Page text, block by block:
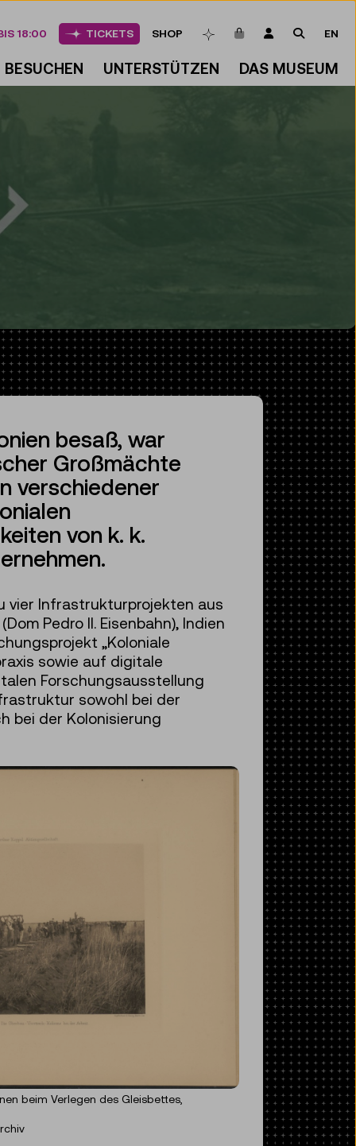
BESUCHEN UNTERSTÜTZEN DAS MUSEUM
18:00 TICKETS SHOP MERKLISTEARTIKEL IM
LOGIN SUCHE
EN
besaß, war
Großmächte
verschiedener
von k. k.
vier Infrastrukturprojekten aus
Pedro II. Eisenbahn), Indien
„Koloniale
sowie auf digitale
Forschungsausstellung
sowohl bei der
bei der Kolonisierung
beim Verlegen des Gleisbettes,